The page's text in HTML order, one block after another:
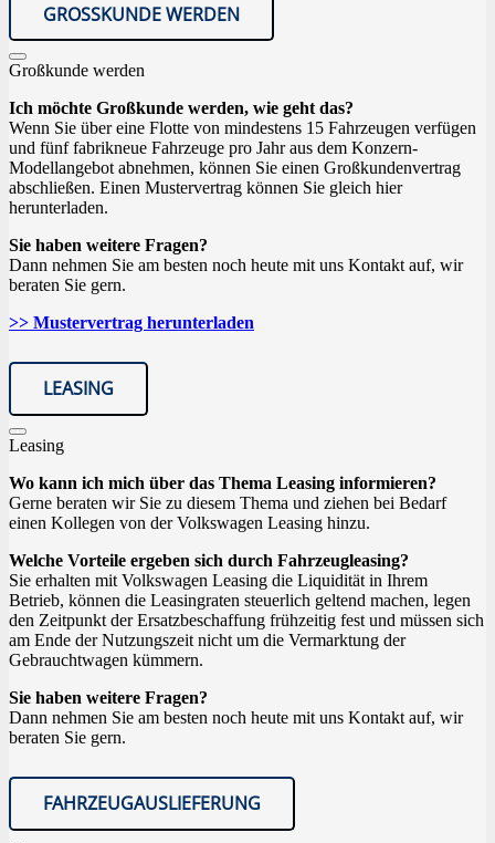
GROSSKUNDE WERDEN
Großkunde werden
Ich möchte Großkunde werden, wie geht das?
Wenn Sie über eine Flotte von mindestens 15 Fahrzeugen verfügen
und fünf fabrikneue Fahrzeuge pro Jahr aus dem Konzern-
Modellangebot abnehmen, können Sie einen Großkundenvertrag
abschließen. Einen Mustervertrag können Sie gleich hier
herunterladen.
Sie haben weitere Fragen?
Dann nehmen Sie am besten noch heute mit uns Kontakt auf, wir
beraten Sie gern.
>> Mustervertrag herunterladen
LEASING
Leasing
Wo kann ich mich über das Thema Leasing informieren?
Gerne beraten wir Sie zu diesem Thema und ziehen bei Bedarf
einen Kollegen von der Volkswagen Leasing hinzu.
Welche Vorteile ergeben sich durch Fahrzeugleasing?
Sie erhalten mit Volkswagen Leasing die Liquidität in Ihrem
Betrieb, können die Leasingraten steuerlich geltend machen, legen
den Zeitpunkt der Ersatzbeschaffung frühzeitig fest und müssen sich
am Ende der Nutzungszeit nicht um die Vermarktung der
Gebrauchtwagen kümmern.
Sie haben weitere Fragen?
Dann nehmen Sie am besten noch heute mit uns Kontakt auf, wir
beraten Sie gern.
FAHRZEUGAUSLIEFERUNG